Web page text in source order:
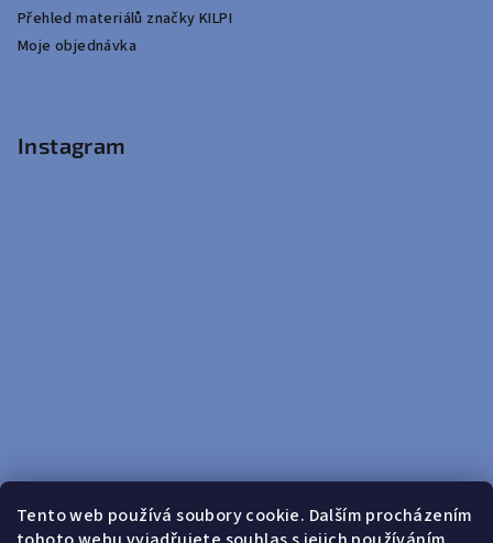
Tento web používá soubory cookie. Dalším procházením
Přehled materiálů značky KILPI
Moje objednávka
Instagram